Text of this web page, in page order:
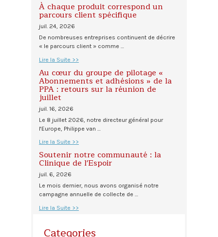
À chaque produit correspond un
parcours client spécifique
juil. 24, 2026
De nombreuses entreprises continuent de décrire
« le parcours client » comme …
Lire la Suite >>
Au cœur du groupe de pilotage «
Abonnements et adhésions » de la
PPA : retours sur la réunion de
juillet
juil. 16, 2026
Le 8 juillet 2026, notre directeur général pour
l'Europe, Philippe van …
Lire la Suite >>
Soutenir notre communauté : la
Clinique de l'Espoir
juil. 6, 2026
Le mois dernier, nous avons organisé notre
campagne annuelle de collecte de …
Lire la Suite >>
Categories